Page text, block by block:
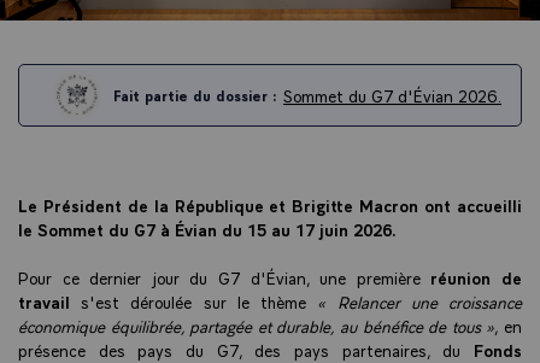
Fait partie du dossier : Sommet du G7 d'Évian 2026.
Le Président de la République et Brigitte Macron ont accueilli
le Sommet du G7 à Évian du 15 au 17 juin 2026.
Pour ce dernier jour du G7 d'Évian, une première réunion de
travail s'est déroulée sur le thème « Relancer une croissance
économique équilibrée, partagée et durable, au bénéfice de tous » , en
présence des pays du G7, des pays partenaires, du Fonds